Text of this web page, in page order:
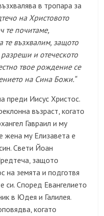
в тропара за
на Христовото
те почитаме,
те възхвалим, защото
и отеческото
твое рождение се
на Сина Божи.“
преди Иисус Христос.
възраст, когато
Гавраил и му
жена му Елизавета е
Свети Йоан
защото
на земятаи подготвя
си. Според Евангелието
в Юдея и Галилея.
когато